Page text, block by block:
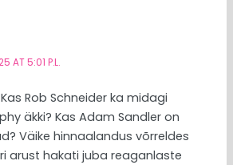
AT 5:01 P.L.
Rob Schneider ka midagi
äkki? Kas Adam Sandler on
Väike hinnaalandus võrreldes
arust hakati juba reaganlaste